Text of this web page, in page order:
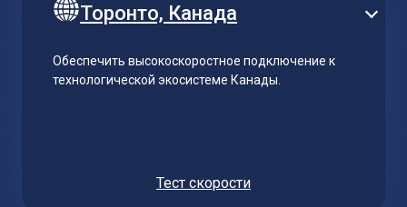
Торонто, Канада
Обеспечить высокоскоростное подключение к
технологической экосистеме Канады.
Тест скорости